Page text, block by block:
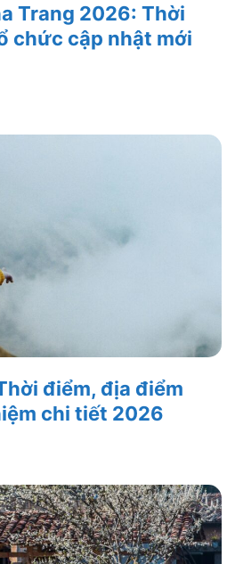
Trang 2026: Thời
chức cập nhật mới
điểm, địa điểm
chi tiết 2026